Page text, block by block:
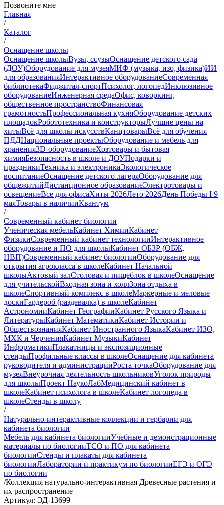
Позвоните мне
Главная
/
Каталог
/
Оснащение школы
Оснащение школыВузы, ссузыОснащение детского сада
(ДОУ)Оборудование для музеяМИФ (музыка, изо, физика)ИИ
для образованияИнтерактивное оборудованиеСовременная
библиотекаФиджитал-спортПсихолог, логопедИнклюзивное
оборудованиеИнженерная средаОфис, коворкинг,
общественное пространствоФинансовая
грамотностьПрофессиональная кухняОборудование детских
площадокРобототехника и конструкторыЛучшие цены на
хитыВсё для школы искусствКанцтоварыВсё для обучения
ПДДНациональные проектыОборудование и мебель для
хранения3D-оборудованиеХозтовары и бытовая
химияБезопасность в школе и ДОУПодарки и
праздникиТехника и электроникаЭкологическое
воспитаниеОснащение детского лагеряОборудование для
общежитийДистанционное образованиеЭлектротовары и
освещениеВсе для офисаХиты 2026Лето 2026День Победы I 9
маяТовары в наличииКвантум
/
Современный кабинет биологии
Ученическая мебельКабинет ХимииКабинет
ФизикиСовременный кабинет технологииИнтерактивное
оборудование и ПО для школыКабинет ОБЗР (ОБЖ,
НВП)Современный кабинет биологииОборудование для
открытия агрокласса в школеКабинет Начальной
школыАктовый залСтоловая и пищеблок в школеОснащение
для учительскойВходная зона и холлЗона отдыха в
школеСпортивный комплекс в школеМаркерные и меловые
доскиГардероб (раздевалка) в школеКабинет
АстрономииКабинет ГеографииКабинет Русского Языка и
ЛитературыКабинет МатематикиКабинет Истории и
ОбществознанияКабинет Иностранного ЯзыкаКабинет ИЗО,
МХК и ЧерченияКабинет МузыкиКабинет
ИнформатикиПлакатницы и экспозиционные
стендыПрофильные классы в школеОснащение для кабинета
руководителя и администрацииРоста точкаОборудование для
музеяВнеурочная деятельность школьниковУголок природы
для школыПроект НаукоЛабМедицинский кабинет в
школеКабинет психолога в школеКабинет логопеда в
школеСтенды в школу
/
Натурально-интерактивные коллекции и гербарии для
кабинета биологии
Мебель для кабинета биологииУчебные и демонстрационные
материалы по биологииТСО и ПО для кабинета
биологииСтенды и плакаты для кабинета
биологииЛаборатории и практикум по биологииЕГЭ и ОГЭ
по биологии
/Коллекция натурально-интерактивная Древесные растения и
их распространение
Артикул: ЭД-13699